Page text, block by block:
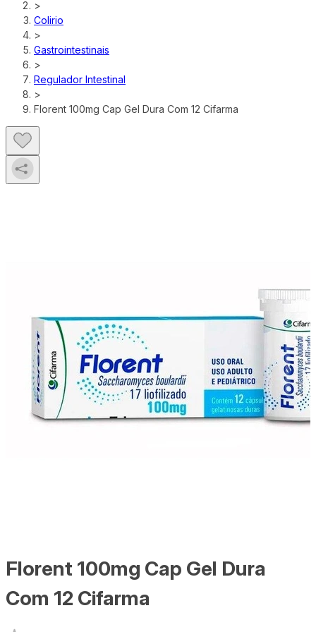
>
Colirio
>
Gastrointestinais
>
Regulador Intestinal
>
Florent 100mg Cap Gel Dura Com 12 Cifarma
Florent 100mg Cap Gel Dura
Com 12 Cifarma